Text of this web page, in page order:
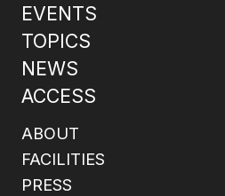
EVENTS
TOPICS
NEWS
ACCESS
ABOUT
FACILITIES
PRESS